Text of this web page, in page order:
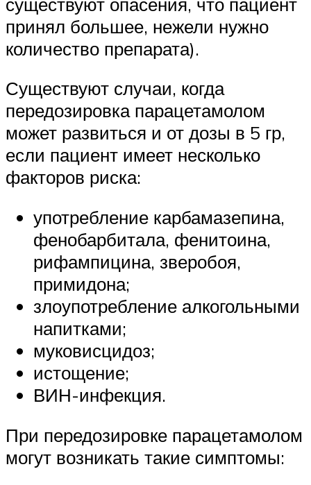
принял большее, нежели нужно
количество препарата).
Существуют случаи, когда
передозировка парацетамолом
может развиться и от дозы в 5 гр,
если пациент имеет несколько
факторов риска:
употребление карбамазепина,
фенобарбитала, фенитоина,
рифампицина, зверобоя,
примидона;
злоупотребление алкогольными
напитками;
муковисцидоз;
истощение;
ВИН-инфекция.
При передозировке парацетамолом
могут возникать такие симптомы: